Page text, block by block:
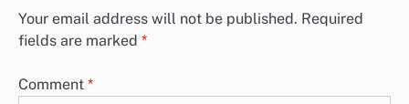
Your email address will not be published. Required
fields are marked *
Comment *